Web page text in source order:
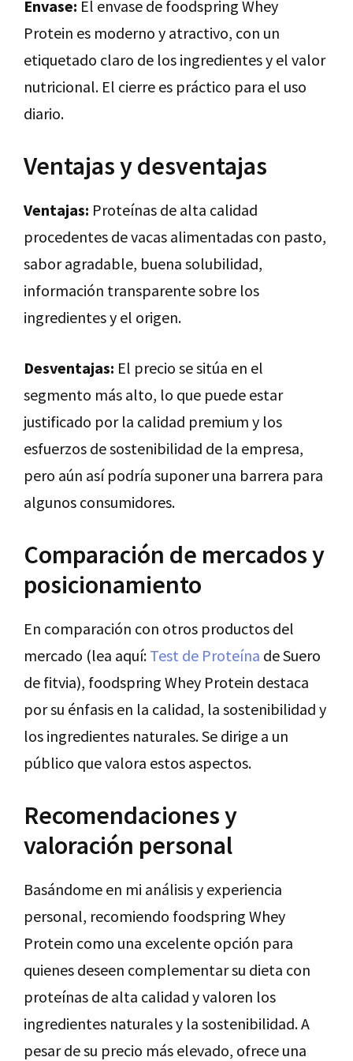
Envase: El envase de foodspring Whey
Protein es moderno y atractivo, con un
etiquetado claro de los ingredientes y el valor
nutricional. El cierre es práctico para el uso
diario.
Ventajas y desventajas
Ventajas: Proteínas de alta calidad
procedentes de vacas alimentadas con pasto,
sabor agradable, buena solubilidad,
información transparente sobre los
ingredientes y el origen.
Desventajas: El precio se sitúa en el
segmento más alto, lo que puede estar
justificado por la calidad premium y los
esfuerzos de sostenibilidad de la empresa,
pero aún así podría suponer una barrera para
algunos consumidores.
Comparación de mercados y
posicionamiento
En comparación con otros productos del
mercado (lea aquí: Test de Proteína de Suero
de fitvia), foodspring Whey Protein destaca
por su énfasis en la calidad, la sostenibilidad y
los ingredientes naturales. Se dirige a un
público que valora estos aspectos.
Recomendaciones y
valoración personal
Basándome en mi análisis y experiencia
personal, recomiendo foodspring Whey
Protein como una excelente opción para
quienes deseen complementar su dieta con
proteínas de alta calidad y valoren los
ingredientes naturales y la sostenibilidad. A
pesar de su precio más elevado, ofrece una